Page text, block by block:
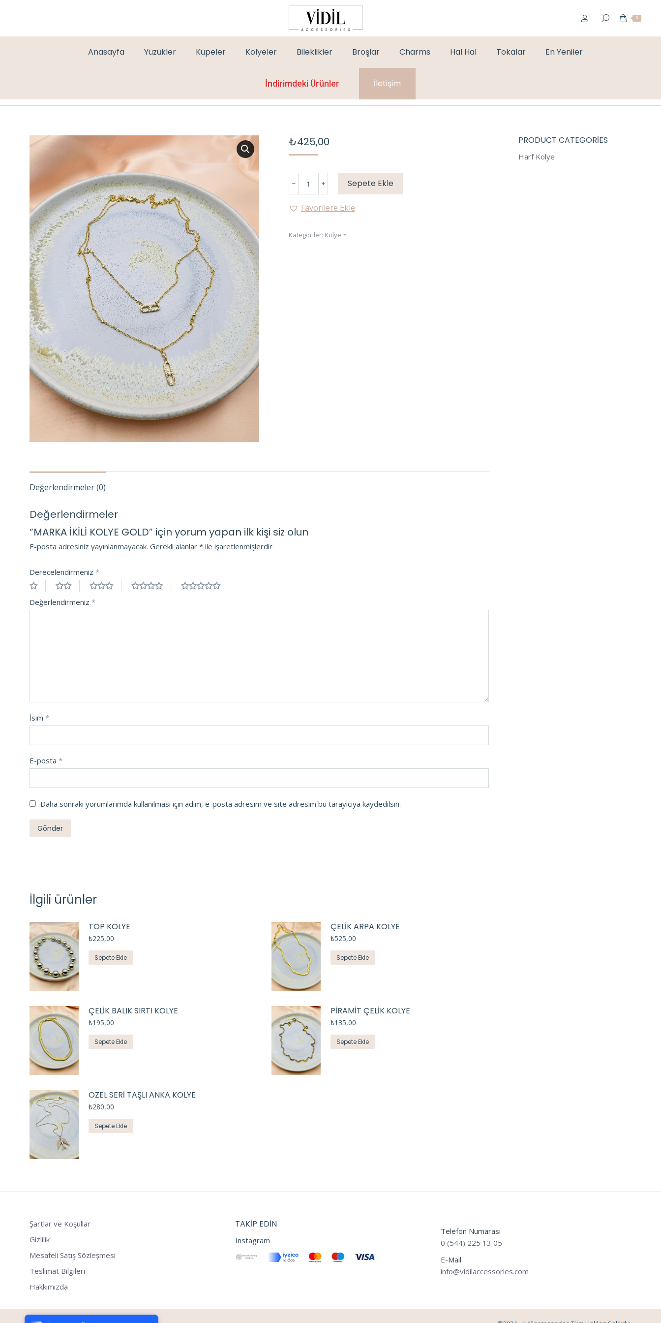
7/24 Canlı Destek
0
Anasayfa Yüzükler Küpeler Kolyeler Bileklikler Broşlar Charms Hal Hal Tokalar En Yeniler
İndirimdeki Ürünler İletişim
₺425,00
GOLD
Sepete Ekle
Favorilere Ekle
Kategoriler: Kolye
Değerlendirmeler (0)
Değerlendirmeler
“MARKA İKİLİ KOLYE GOLD” için yorum yapan ilk kişi siz olun
E-posta adresiniz yayınlanmayacak. Gerekli alanlar * ile işaretlenmişlerdir
Derecelendirmeniz *
Değerlendirmeniz *
İsim *
E-posta *
Daha sonraki yorumlarımda kullanılması için adım, e-posta adresim ve site adresim bu tarayıcıya kaydedilsin.
İlgili ürünler
TOP KOLYE
₺225,00
Sepete Ekle
ÇELİK ARPA KOLYE
₺525,00
Sepete Ekle
ÇELİK BALIK SIRTI KOLYE
₺195,00
Sepete Ekle
PİRAMİT ÇELİK KOLYE
₺135,00
Sepete Ekle
ÖZEL SERİ TAŞLI ANKA KOLYE
₺280,00
Sepete Ekle
PRODUCT CATEGORIES
Harf Kolye
Şartlar ve Koşullar
Gizlilik
Mesafeli Satış Sözleşmesi
Teslimat Bilgileri
Hakkımızda
TAKIP EDIN
Instagram
Telefon Numarası
0 (544) 225 13 05
E-Mail
info@vidilaccessories.com